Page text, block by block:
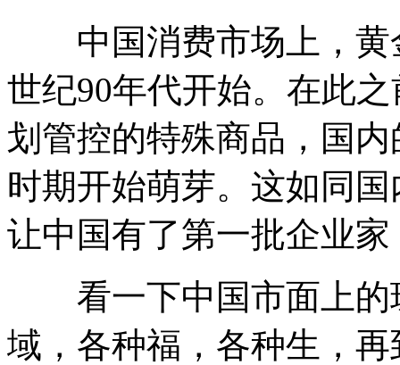
中国消费市场上，黄
世纪90年代开始。在此
划管控的特殊商品，国
时期开始萌芽。这如同
让中国有了第一批企业
看一下中国市面上的
域，各种福，各种生，